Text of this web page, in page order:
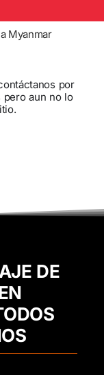
Myanmar
por
pero aun no lo
DE